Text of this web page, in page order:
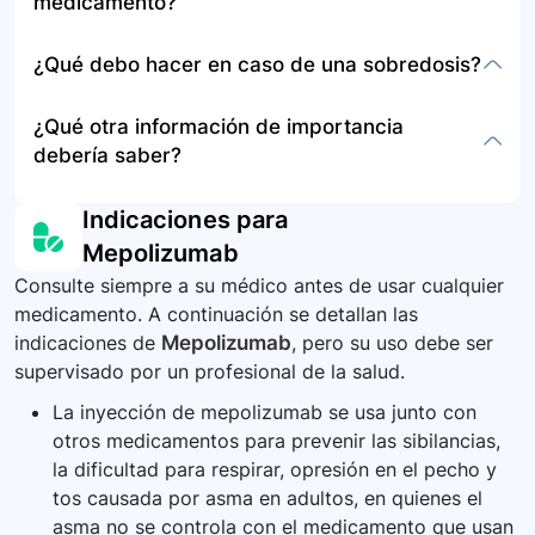
dolor de espalda, debilidad, hinchazón facial,
erupciones y urticaria.
original a temperatura ambiente, protegido de la
medicina mezclada antes de su uso y no usarla
si ha cambiado de color o tiene partículas.
¿Qué debo hacer en caso de una sobredosis?
acciones a seguir en caso de sobredosis de
mepolizumab. Generalmente, en situaciones de
médica de inmediato.
¿Qué otra información de importancia
debería saber?
demás medicamentos para el asma prescritos
por el médico, y no disminuir la dosis ni dejar de
tomarlos sin consultar. En caso de que los
síntomas de asma empeoren o si tiene ataques
más a menudo, notifique a su médico.
Indicaciones para
Mepolizumab
Consulte siempre a su médico antes de usar cualquier
medicamento. A continuación se detallan las
indicaciones de Mepolizumab, pero su uso debe ser
supervisado por un profesional de la salud.
La inyección de mepolizumab se usa junto con
otros medicamentos para prevenir las sibilancias,
la dificultad para respirar, opresión en el pecho y
tos causada por asma en adultos, en quienes el
asma no se controla con el medicamento que usan